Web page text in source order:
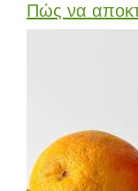
Πώς να